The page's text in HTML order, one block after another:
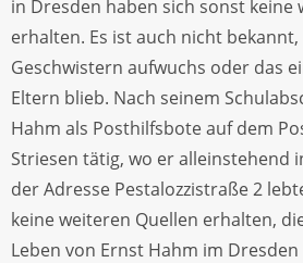
in Dresden haben sich sonst keine
erhalten. Es ist auch nicht
Geschwistern aufwuchs oder das
Eltern blieb. Nach seinem
Hahm als Posthilfsbote auf dem
Striesen tätig, wo er alleinstehend
der Adresse Pestalozzistraße 2
keine weiteren Quellen erhalten,
Leben von Ernst Hahm im